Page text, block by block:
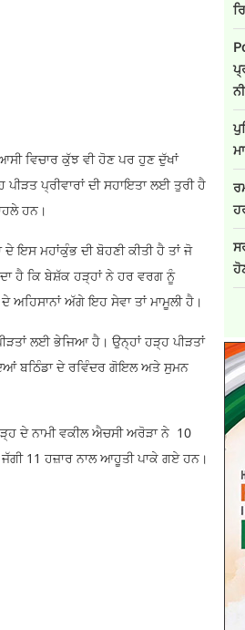
ਵਿਚਾਰ ਕੁੱਝ ਵੀ ਹੋਣ ਪਰ ਹੁਣ ਦੁੱਖਾਂ
ਪ੍ਰੀਵਾਰਾਂ ਦੀ ਸਹਾਇਤਾ ਲਈ ਤੁਰੀ ਹੈ
ਹਨ।
ਇਸ ਮਹਾਂਕੁੰਭ ਦੀ ਬੋਹਣੀ ਕੀਤੀ ਹੈ ਤਾਂ ਜੋ
ਹੈ ਕਿ ਬੇਸ਼ੱਕ ਹੜ੍ਹਾਂ ਨੇ ਹਰ ਵਰਗ ਨੂੰ
ਅੱਗੇ ਇਹ ਸੇਵਾ ਤਾਂ ਮਾਮੂਲੀ ਹੈ।
ਲਈ ਭੇਜਿਆ ਹੈ। ਉਨ੍ਹਾਂ ਹੜ੍ਹ ਪੀੜਤਾਂ
ਬਠਿੰਡਾ ਦੇ ਰਵਿੰਦਰ ਗੋਇਲ ਅਤੇ ਸੁਮਨ
ਦੇ ਨਾਮੀ ਵਕੀਲ ਐਚਸੀ ਅਰੋੜਾ ਨੇ 10
11 ਹਜ਼ਾਰ ਨਾਲ ਆਹੂਤੀ ਪਾਕੇ ਗਏ ਹਨ।